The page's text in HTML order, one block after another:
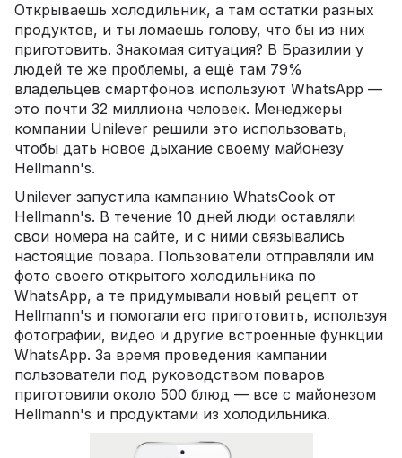
Открываешь холодильник, а там остатки разных
продуктов, и ты ломаешь голову, что бы из них
приготовить. Знакомая ситуация? В Бразилии у
людей те же проблемы, а ещё там 79%
владельцев смартфонов используют WhatsApp —
это почти 32 миллиона человек. Менеджеры
компании Unilever решили это использовать,
чтобы дать новое дыхание своему майонезу
Hellmann's.
Unilever запустила кампанию WhatsCook от
Hellmann's. В течение 10 дней люди оставляли
свои номера на сайте, и с ними связывались
настоящие повара. Пользователи отправляли им
фото своего открытого холодильника по
WhatsApp, а те придумывали новый рецепт от
Hellmann's и помогали его приготовить, используя
фотографии, видео и другие встроенные функции
WhatsApp. За время проведения кампании
пользователи под руководством поваров
приготовили около 500 блюд — все с майонезом
Hellmann's и продуктами из холодильника.